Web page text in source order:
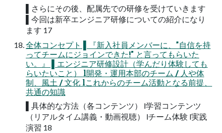
▌さらにその後、配属先での研修を受けていきます
▌今回は新卒エンジニア研修についての紹介になり
ます 17
全体コンセプト ▌『新⼊社員メンバーに、"⾃信を持
ってチームにジョインできた!" と⾔ってもらいた
い。』 ▌エンジニア研修設計（学んだり体験しても
らいたいこと） l開発・運⽤本部のチーム / ⼈や体
制、⾵⼟ / ⽂化 lこれからのチーム活動となる前提、
共通の知識
▌具体的な⽅法（各コンテンツ） l学習コンテンツ
（リアルタイム講義・動画視聴） lチーム体験 l実践
演習 18